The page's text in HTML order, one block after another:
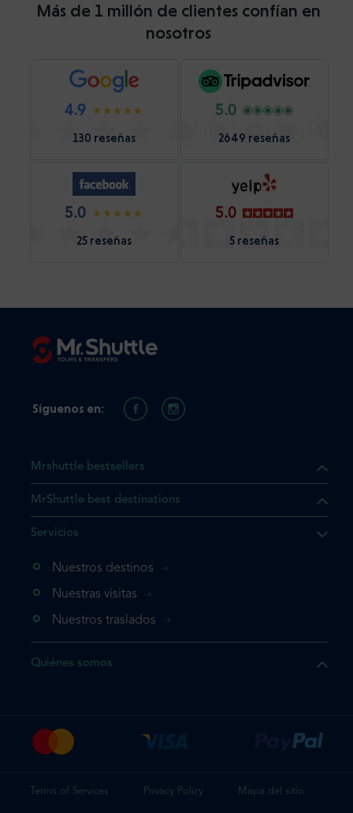
Más de 1 millón de clientes confían en
nosotros
4.9
130 reseñas
5.0
2649 reseñas
5.0
25 reseñas
5.0
5 reseñas
el producto que busca ya
vaya directamente a su
su reserva.
una vez
Mrshuttle bestsellers
MrShuttle best destinations
Servicios
Nuestros destinos
Nuestras visitas
Nuestros traslados
Quiénes somos
Síguenos en:
Terms of Services Privacy Policy Mapa del sitio